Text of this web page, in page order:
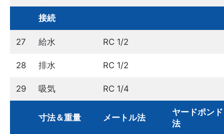
接続
27 給水 RC 1/2
28 排水 RC 1/2
29 吸気 RC 1/4
寸法＆重量 メートル法
ヤードポンド
法